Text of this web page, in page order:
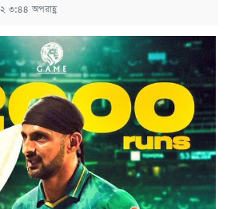
৩:৪৪ অপরাহ্ণ